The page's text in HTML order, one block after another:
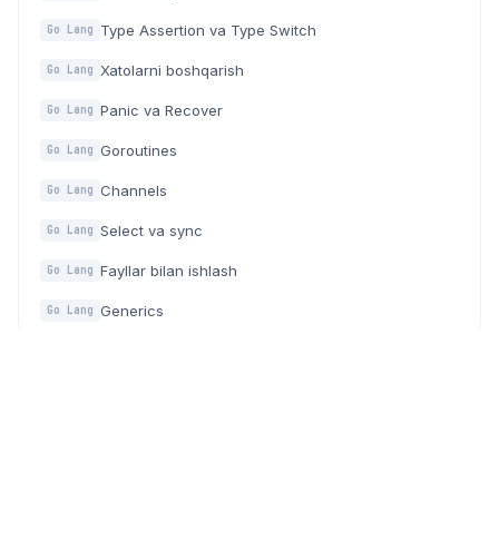
Go Lang Type Assertion va Type Switch
Go Lang Xatolarni boshqarish
Go Lang Panic va Recover
Go Lang Goroutines
Go Lang Channels
Go Lang Select va sync
Go Lang Fayllar bilan ishlash
Go Lang Generics